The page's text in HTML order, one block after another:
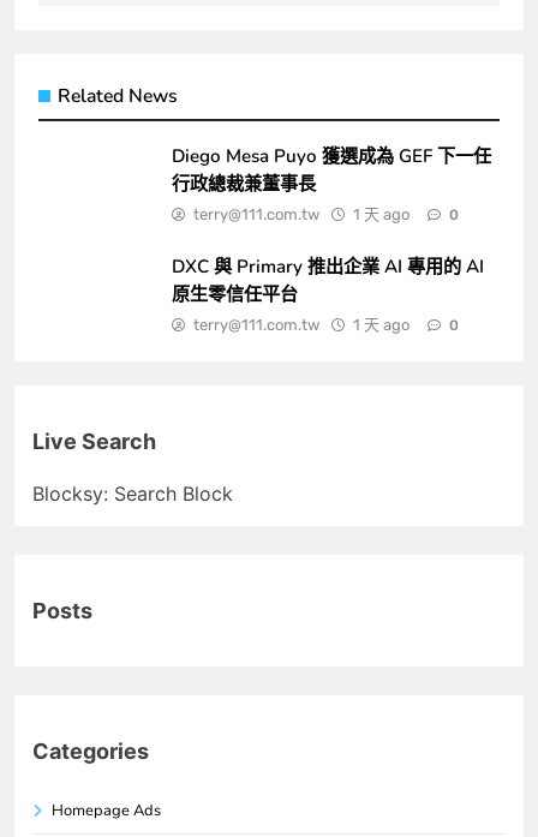
Related News
Diego Mesa Puyo 獲選成為 GEF 下一任
行政總裁兼董事長
terry@111.com.tw 1 天 ago 0
DXC 與 Primary 推出企業 AI 專用的 AI
原生零信任平台
terry@111.com.tw 1 天 ago 0
Live Search
Blocksy: Search Block
Posts
Categories
Homepage Ads